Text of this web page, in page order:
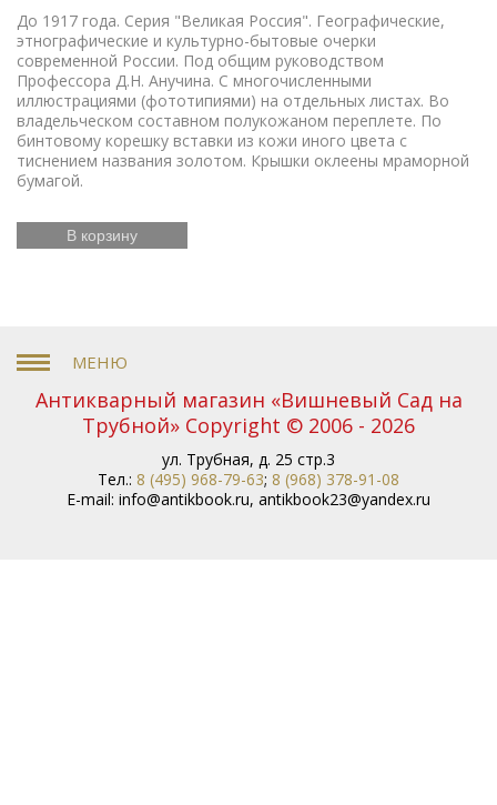
До 1917 года. Серия "Великая Россия". Географические,
этнографические и культурно-бытовые очерки
современной России. Под общим руководством
Профессора Д.Н. Анучина. С многочисленными
иллюстрациями (фототипиями) на отдельных листах. Во
владельческом составном полукожаном переплете. По
бинтовому корешку вставки из кожи иного цвета с
тиснением названия золотом. Крышки оклеены мраморной
бумагой.
В корзину
Антикварный магазин «Вишневый Сад на
Трубной» Copyright © 2006 - 2026
ул. Трубная, д. 25 стр.3
Тел.: 8 (495) 968-79-63; 8 (968) 378-91-08
E-mail: info@antikbook.ru, antikbook23@yandex.ru